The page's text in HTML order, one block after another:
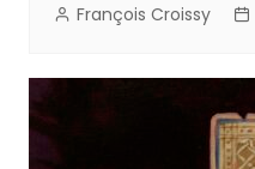
François Croissy